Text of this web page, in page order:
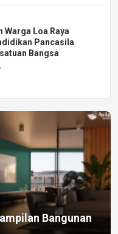
Warga Loa Raya
Pancasila
Bangsa
Bangunan